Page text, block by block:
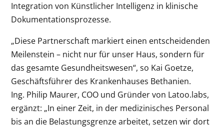
Integration von Künstlicher Intelligenz in klinische
Dokumentationsprozesse.
„Diese Partnerschaft markiert einen entscheidenden
Meilenstein – nicht nur für unser Haus, sondern für
das gesamte Gesundheitswesen“, so Kai Goetze,
Geschäftsführer des Krankenhauses Bethanien.
Ing. Philip Maurer, COO und Gründer von Latoo.labs,
ergänzt: „In einer Zeit, in der medizinisches Personal
bis an die Belastungsgrenze arbeitet, setzen wir dort